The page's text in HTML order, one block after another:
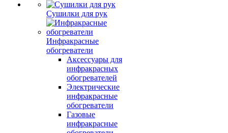
Сушилки для рук
Инфракрасные
обогреватели
Аксессуары для
инфракрасных
обогревателей
Электрические
инфракрасные
обогреватели
Газовые
инфракрасные